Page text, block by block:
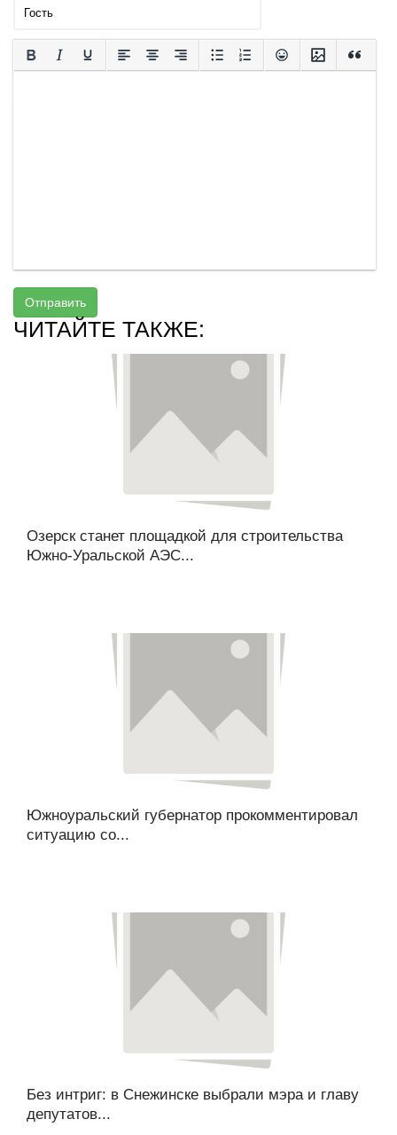
Отправить
ЧИТАЙТЕ ТАКЖЕ:
Озерск станет площадкой для строительства
Южно-Уральской АЭС...
Южноуральский губернатор прокомментировал
ситуацию со...
Без интриг: в Снежинске выбрали мэра и главу
депутатов...